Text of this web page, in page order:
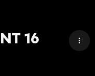
16